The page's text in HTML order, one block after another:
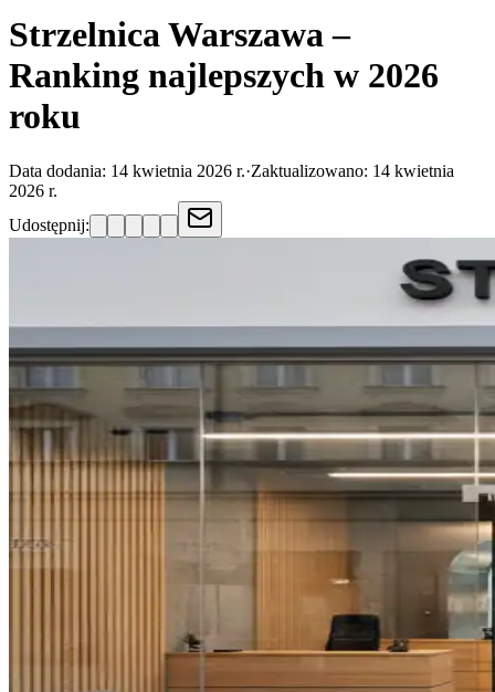
Strzelnica Warszawa –
Ranking najlepszych w 2026
roku
Data dodania: 14 kwietnia 2026 r.·Zaktualizowano: 14 kwietnia
2026 r.
Udostępnij: